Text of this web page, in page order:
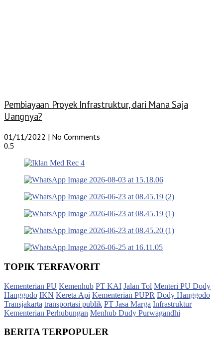
Pembiayaan Proyek Infrastruktur, dari Mana Saja
Uangnya?
01/11/2022 No Comments
TOPIK TERFAVORIT
Kementerian PU Kemenhub PT KAI Jalan Tol Menteri PU Dody
Hanggodo IKN Kereta Api Kementerian PUPR Dody Hanggodo
Transjakarta transportasi publik PT Jasa Marga Infrastruktur
Kementerian Perhubungan Menhub Dudy Purwagandhi
BERITA TERPOPULER